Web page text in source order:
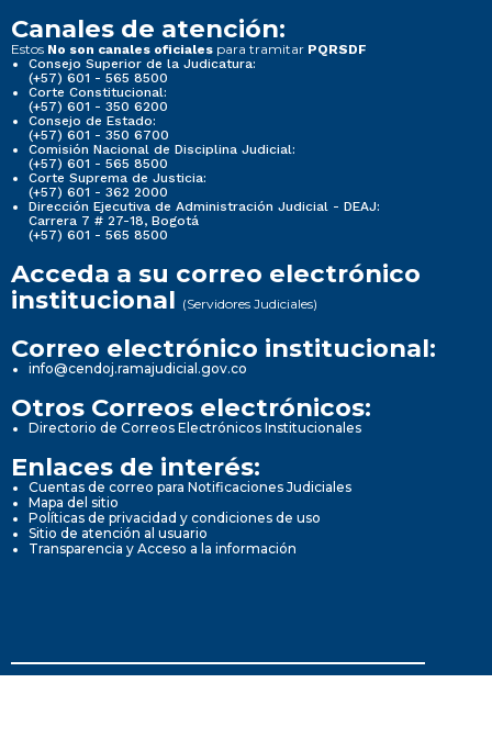
Canales de atención:
Estos No son canales oficiales para tramitar PQRSDF
Consejo Superior de la Judicatura:
(+57) 601 - 565 8500
Corte Constitucional:
(+57) 601 - 350 6200
Consejo de Estado:
(+57) 601 - 350 6700
Comisión Nacional de Disciplina Judicial:
(+57) 601 - 565 8500
Corte Suprema de Justicia:
(+57) 601 - 362 2000
Dirección Ejecutiva de Administración Judicial - DEAJ:
Carrera 7 # 27-18, Bogotá
(+57) 601 - 565 8500
Acceda a su correo electrónico
institucional (Servidores Judiciales)
Correo electrónico institucional:
info@cendoj.ramajudicial.gov.co
Otros Correos electrónicos:
Directorio de Correos Electrónicos Institucionales
Enlaces de interés:
Cuentas de correo para Notificaciones Judiciales
Mapa del sitio
Políticas de privacidad y condiciones de uso
Sitio de atención al usuario
Transparencia y Acceso a la información